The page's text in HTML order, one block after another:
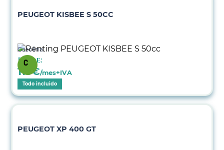
PEUGEOT KISBEE S 50CC
Gasolina
Desde:
115€/mes+IVA
Todo incluido
PEUGEOT XP 400 GT